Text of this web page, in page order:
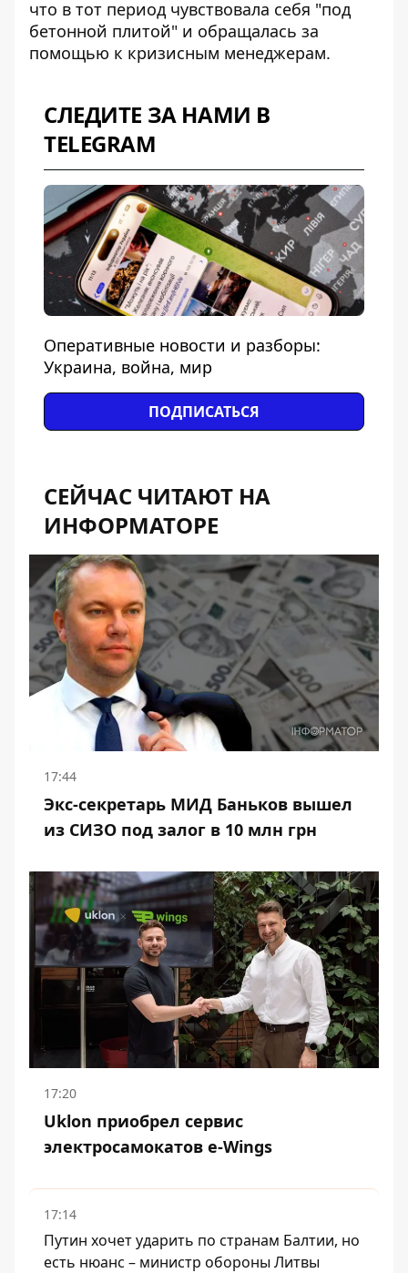
что в тот период чувствовала себя "под
бетонной плитой" и обращалась за
помощью к кризисным менеджерам.
СЛЕДИТЕ ЗА НАМИ В
TELEGRAM
Оперативные новости и разборы:
Украина, война, мир
ПОДПИСАТЬСЯ
СЕЙЧАС ЧИТАЮТ НА
ИНФОРМАТОРЕ
17:44
Экс-секретарь МИД Баньков вышел
из СИЗО под залог в 10 млн грн
17:20
Uklon приобрел сервис
электросамокатов e-Wings
17:14
Путин хочет ударить по странам Балтии, но
есть нюанс – министр обороны Литвы